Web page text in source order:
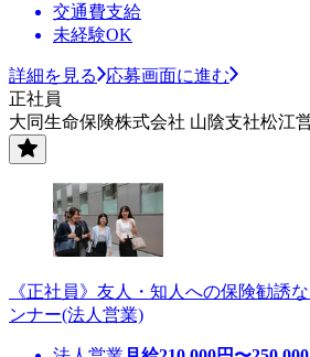
交通費支給
未経験OK
詳細を見る
応募画面に進む
正社員
大同生命保険株式会社 山陰支社松江
《正社員》友人・知人への保険勧誘
ンナー(法人営業)